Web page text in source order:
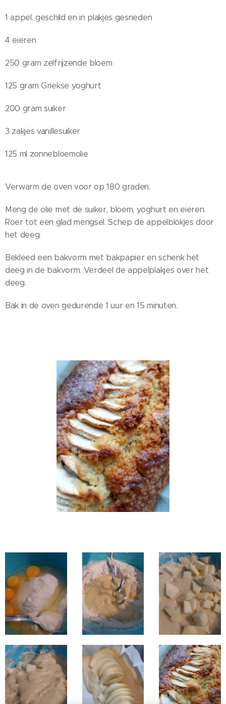
1 appel, geschild en in plakjes gesneden
4 eieren
250 gram zelfrijzende bloem
125 gram Griekse yoghurt
200 gram suiker
3 zakjes vanillesuiker
125 ml zonnebloemolie
Verwarm de oven voor op 180 graden.
Meng de olie met de suiker, bloem, yoghurt en eieren.
Roer tot een glad mengsel. Schep de appelblokjes door
het deeg.
Bekleed een bakvorm met bakpapier en schenk het
deeg in de bakvorm. Verdeel de appelplakjes over het
deeg.
Bak in de oven gedurende 1 uur en 15 minuten.